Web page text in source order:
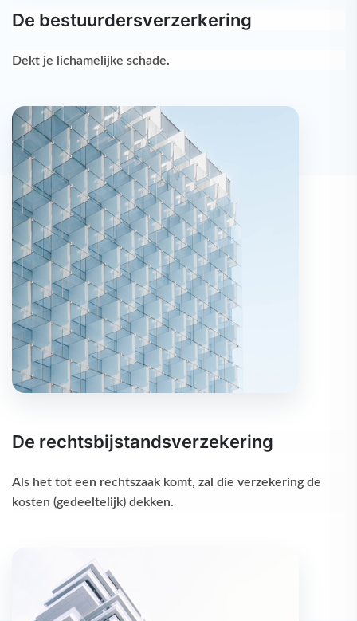
De bestuurdersverzerkering
Dekt je lichamelijke schade.
De rechtsbijstandsverzekering
Als het tot een rechtszaak komt, zal die verzekering de
kosten (gedeeltelijk) dekken.